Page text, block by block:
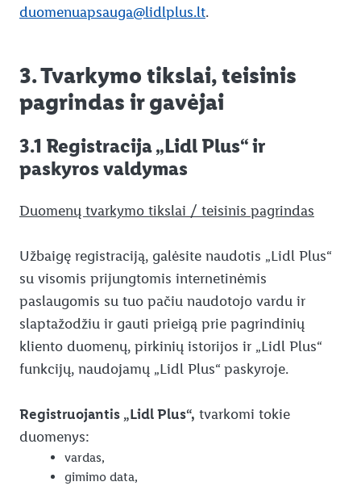
duomenuapsauga@lidlplus.lt.
3. Tvarkymo tikslai, teisinis
pagrindas ir gavėjai
3.1 Registracija „Lidl Plus“ ir
paskyros valdymas
Duomenų tvarkymo tikslai / teisinis pagrindas
Užbaigę registraciją, galėsite naudotis „Lidl Plus“
su visomis prijungtomis internetinėmis
paslaugomis su tuo pačiu naudotojo vardu ir
slaptažodžiu ir gauti prieigą prie pagrindinių
kliento duomenų, pirkinių istorijos ir „Lidl Plus“
funkcijų, naudojamų „Lidl Plus“ paskyroje.
Registruojantis „Lidl Plus“, tvarkomi tokie
duomenys:
vardas,
gimimo data,